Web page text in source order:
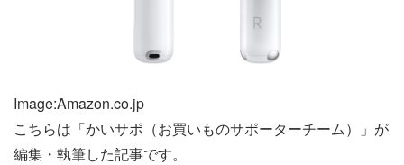
Image:Amazon.co.jp
こちらは「かいサポ（お買いものサポーターチーム）」が
編集・執筆した記事です。